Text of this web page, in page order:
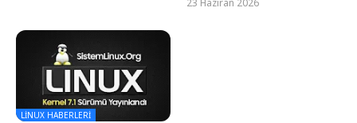
23 Haziran 2026
LINUX HABERLERI